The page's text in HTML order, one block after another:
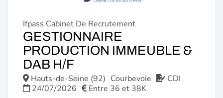
Ifpass Cabinet De Recrutement
GESTIONNAIRE
PRODUCTION IMMEUBLE &
DAB H/F
FENÊTRE)
Hauts-de-Seine (92) Courbevoie
CDI
24/07/2026
Entre 36 et 38K